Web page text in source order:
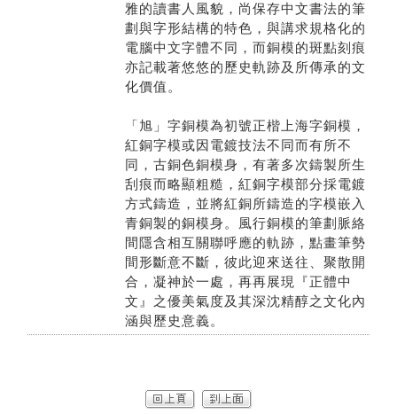
雅的讀書人風貌，尚保存中文書法的筆
劃與字形結構的特色，與講求規格化的
電腦中文字體不同，而銅模的斑點刻痕
亦記載著悠悠的歷史軌跡及所傳承的文
化價值。
「旭」字銅模為初號正楷上海字銅模，
紅銅字模或因電鍍技法不同而有所不
同，古銅色銅模身，有著多次鑄製所生
刮痕而略顯粗糙，紅銅字模部分採電鍍
方式鑄造，並將紅銅所鑄造的字模嵌入
青銅製的銅模身。風行銅模的筆劃脈絡
間隱含相互關聯呼應的軌跡，點畫筆勢
間形斷意不斷，彼此迎來送往、聚散開
合，凝神於一處，再再展現『正體中
文』之優美氣度及其深沈精醇之文化內
涵與歷史意義。